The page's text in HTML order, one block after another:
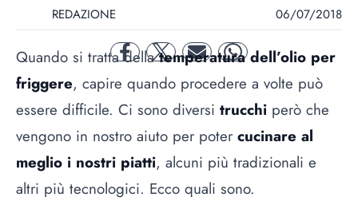
REDAZIONE 06/07/2018
facebooktwitter mail whatsapp
Quando si tratta dellatemperatura dell’olio per
friggere, capire quando procedere a volte può
essere difficile. Ci sono diversi trucchi però che
vengono in nostro aiuto per poter cucinare al
meglio i nostri piatti, alcuni più tradizionali e
altri più tecnologici. Ecco quali sono.